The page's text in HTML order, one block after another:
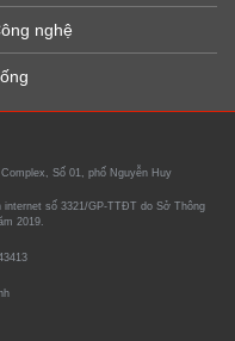
nghệ
Số 01, phố Nguyễn Huy
số 3321/GP-TTĐT do Sở Thông
2019.